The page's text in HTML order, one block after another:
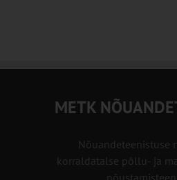
METK
Nõuandeteenistuse
korraldatalse põllu- ja